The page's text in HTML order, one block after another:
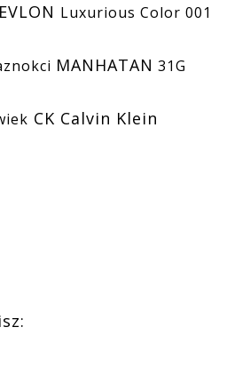
Luxurious Color 001
MANHATAN 31G
CK Calvin Klein